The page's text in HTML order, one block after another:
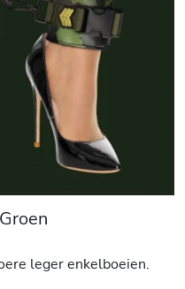
leger enkelboeien.